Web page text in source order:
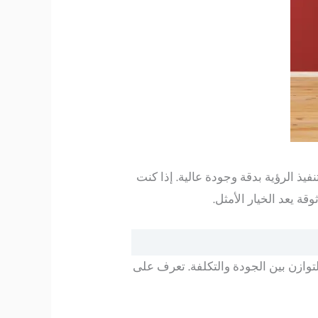
الرؤية بدقة وجودة عالية. إذا كنت
يعد الخيار الأمثل.
بين الجودة والتكلفة. تعرف على